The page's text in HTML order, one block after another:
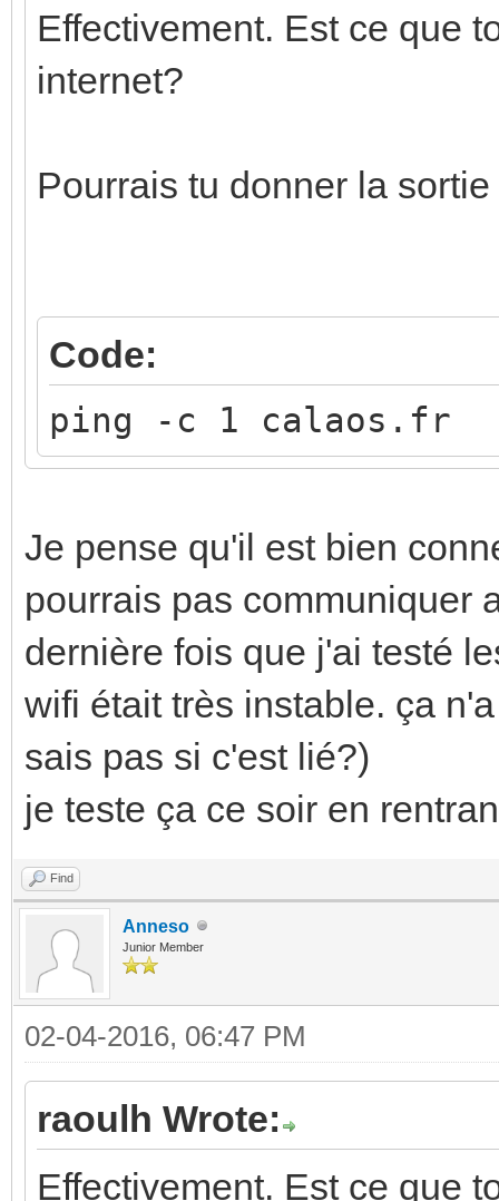
Effectivement. Est ce que
internet?
Pourrais tu donner la
Code:
ping -c 1 calaos.fr
Je pense qu'il est bien
pourrais pas communiquer
dernière fois que j'ai testé
wifi était très instable. ça
sais pas si c'est lié?)
je teste ça ce soir en
Find
Anneso
Junior Member
02-04-2016, 06:47 PM
raoulh Wrote:
Effectivement. Est ce que